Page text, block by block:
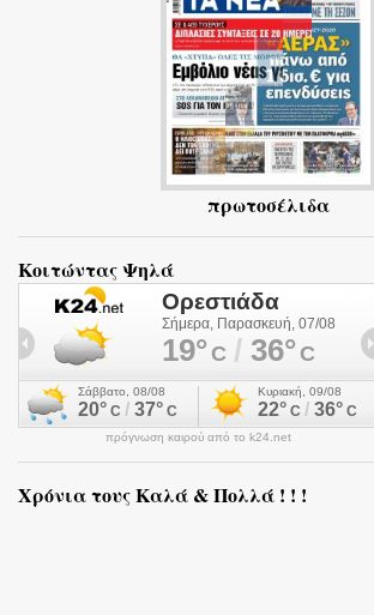
πρωτοσέλιδα
Κοιτώντας Ψηλά
πρόγνωση καιρού από το k24.net
Χρόνια τους Καλά & Πολλά ! ! !